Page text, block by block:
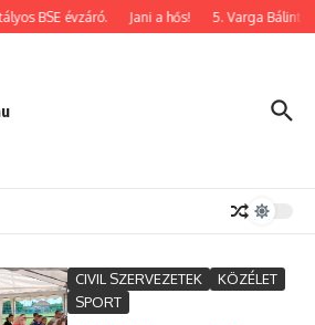
BSE évzáró. Jani a hős! 5. Varga Bálint
CIVIL SZERVEZETEK
KÖZÉLET
SPORT